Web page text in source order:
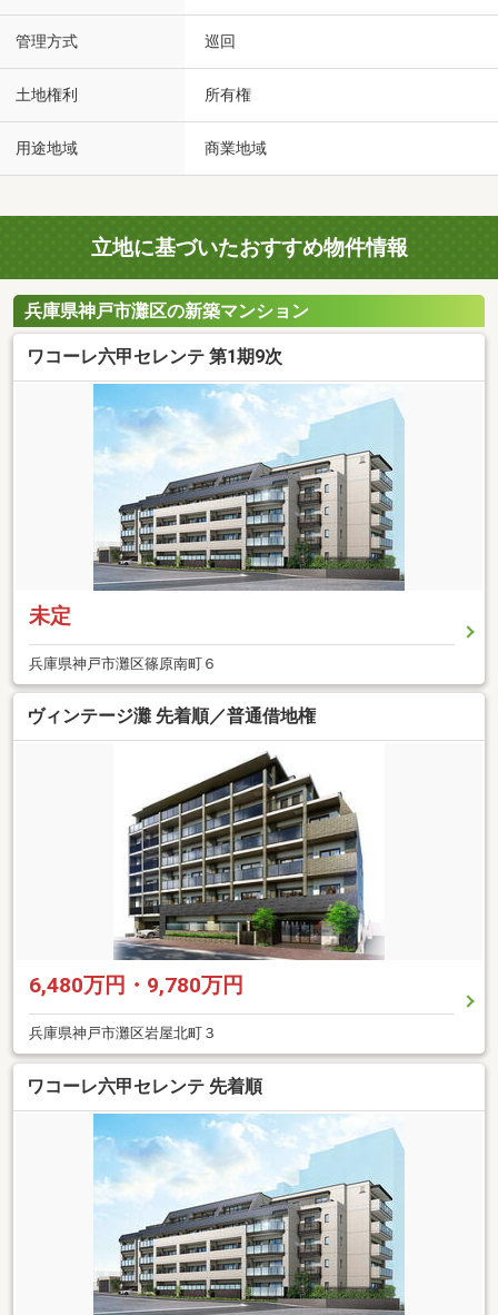
管理方式 巡回
土地権利 所有権
用途地域 商業地域
立地に基づいたおすすめ物件情報
兵庫県神戸市灘区の新築マンション
ワコーレ六甲セレンテ 第1期9次
未定
兵庫県神戸市灘区篠原南町６
ヴィンテージ灘 先着順／普通借地権
6,480万円・9,780万円
兵庫県神戸市灘区岩屋北町３
ワコーレ六甲セレンテ 先着順